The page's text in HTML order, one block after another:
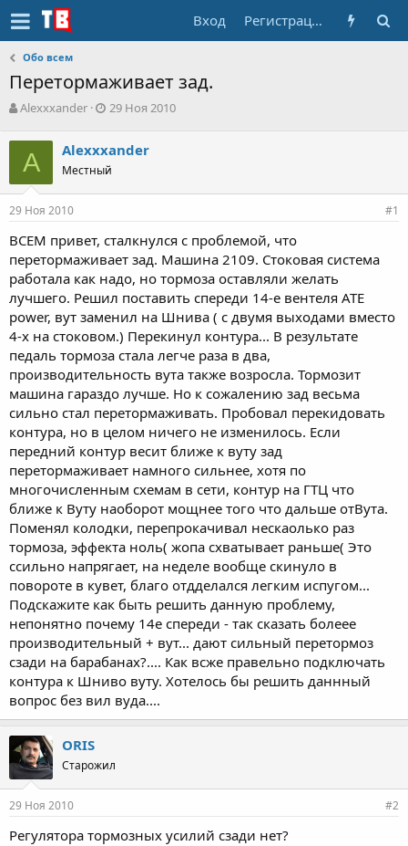
Вход Регистрация
Обо всем
Перетормаживает зад.
А
т
р
т
е
ы
Alexxxander
Д
а
н
л
а
29 Ноя 2010
A Alexxxander
Местный
29 Ноя 2010 #1
ВСЕМ привет, сталкнулся с проблемой, что
перетормаживает зад. Машина 2109. Стоковая система
работала как надо, но тормоза оставляли желать
лучшего. Решил поставить спереди 14-е вентеля АТЕ
power, вут заменил на Шнива ( с двумя выходами вместо
4-х на стоковом.) Перекинул контура... В результате
педаль тормоза стала легче раза в два,
производительность вута также возросла. Тормозит
машина гараздо лучше. Но к сожалению зад весьма
сильно стал перетормаживать. Пробовал перекидовать
контура, но в целом ничего не изменилось. Если
передний контур весит ближе к вуту зад
перетормаживает намного сильнее, хотя по
многочисленным схемам в сети, контур на ГТЦ что
ближе к Вуту наоборот мощнее того что дальше отВута.
Поменял колодки, перепрокачивал нескаолько раз
тормоза, эффекта ноль( жопа схватывает раньше( Это
ссильно напрягает, на неделе вообще скинуло в
повороте в кувет, благо отдделался легким испугом...
Подскажите как быть решить данную проблему,
непонятно почему 14е спереди - так сказать болеее
производительный + вут... дают сильный перетормоз
сзади на барабанах?.... Как всже правельно подключать
контура к Шниво вуту. Хотелось бы решить даннный
вопрос без вил вуда....
ORIS
Старожил
29 Ноя 2010 #2
Регулятора тормозных усилий сзади нет?